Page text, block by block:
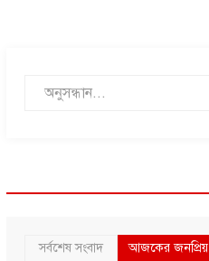
সর্বশেষ সংবাদ আজকের জনপ্রিয়